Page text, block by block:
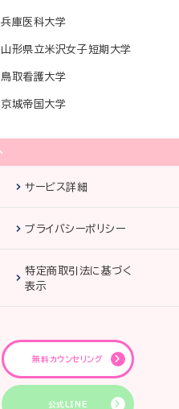
兵庫医科大学
山形県立米沢女子短期大学
鳥取看護大学
京城帝国大学
サービス詳細
プライバシーポリシー
特定商取引法に基づく
表示
無料カウンセリング
公式LINE